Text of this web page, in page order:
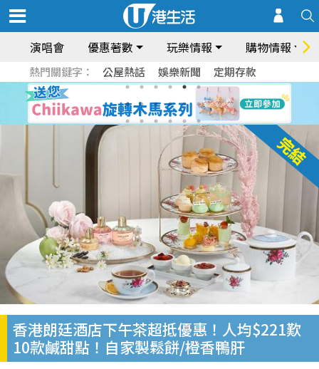
演唱會 優惠著數 玩樂情報 購物情報
熱門關鍵字： 公屋熱話 娛樂新聞 定期存款
香港朗廷酒店下午茶超抵優惠！人均$221歎
10款鹹甜點！自家製鬆餅/橙香鴨肝